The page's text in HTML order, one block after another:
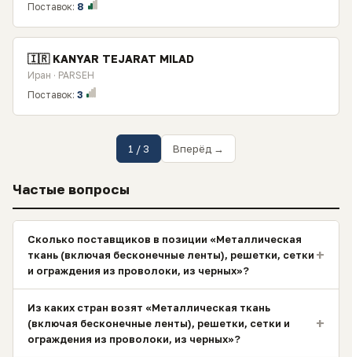
Поставок: 8
🇮🇷 KANYAR TEJARAT MILAD
Иран · PARSEH
Поставок: 3
1 / 3 Вперёд →
Частые вопросы
Сколько поставщиков в позиции «Металлическая
ткань (включая бесконечные ленты), решетки, сетки
и ограждения из проволоки, из черных»?
+
Из каких стран возят «Металлическая ткань
(включая бесконечные ленты), решетки, сетки и
ограждения из проволоки, из черных»?
+